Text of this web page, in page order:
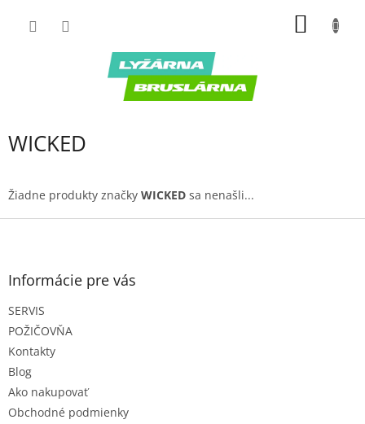
WICKED
Žiadne produkty značky WICKED sa nenašli...
Z
Informácie pre vás
SERVIS
POŽIČOVŇA
Kontakty
Blog
Ako nakupovať
Obchodné podmienky